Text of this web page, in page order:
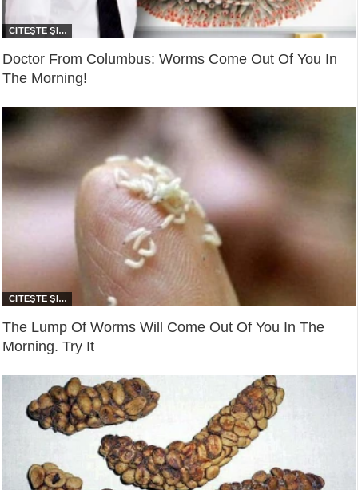
Doctor From Columbus: Worms Come Out Of You In
The Morning!
The Lump Of Worms Will Come Out Of You In The
Morning. Try It